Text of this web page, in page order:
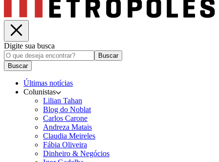
Digite sua busca
Buscar
Buscar
Últimas notícias
Colunistas
Lilian Tahan
Blog do Noblat
Carlos Carone
Andreza Matais
Claudia Meireles
Fábia Oliveira
Dinheiro & Negócios